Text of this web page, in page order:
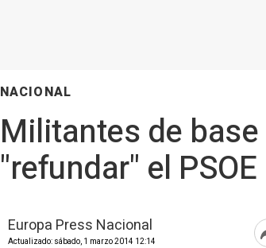
NACIONAL
Militantes de
"refundar" el PSOE
Europa Press Nacional
Actualizado: sábado, 1 marzo 2014 12:14